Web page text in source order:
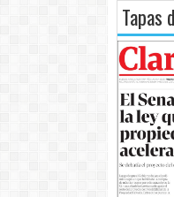
Tapas